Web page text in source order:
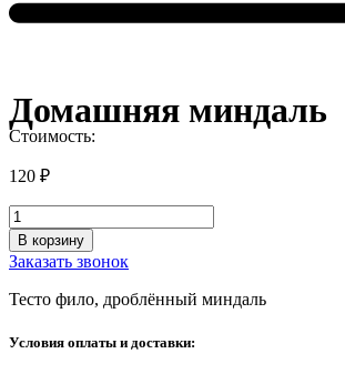
Домашняя миндаль
Стоимость:
120 ₽
Количество
товара
Домашняя
миндаль
В корзину
Заказать звонок
Тесто фило, дроблённый миндаль
Условия оплаты и доставки: